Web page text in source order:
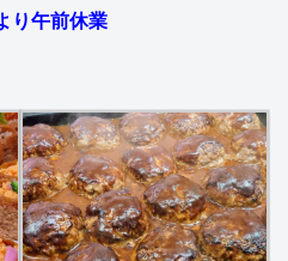
り午前休業